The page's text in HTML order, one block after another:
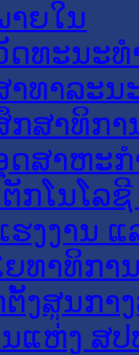
າຍໃນ
ດທະນະ
າທາລະນ
ກສາທິກາ
ດສາຫະ
ຕັກໂນໂລ
ຮງງານ
ຍທາທິກາ
ງສູນກາ
ແຫ່ງ ສປ